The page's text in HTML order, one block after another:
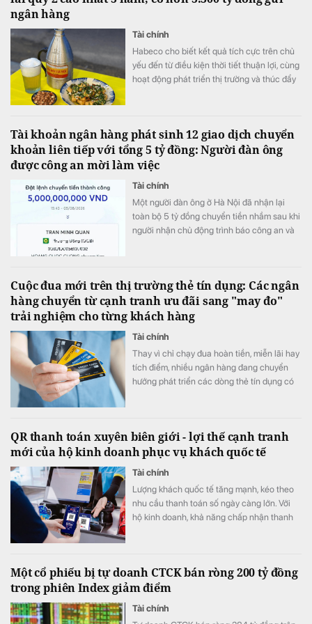
ngân hàng
Tài chính
Habeco cho biết kết quả tích cực trên chủ
yếu đến từ điều kiện thời tiết thuận lợi, cùng
hoạt động phát triển thị trường và thúc đẩy
Tài khoản ngân hàng phát sinh 12 giao dịch chuyển
khoản liên tiếp với tổng 5 tỷ đồng: Người đàn ông
được công an mời làm việc
Tài chính
Một người đàn ông ở Hà Nội đã nhận lại
toàn bộ 5 tỷ đồng chuyển tiền nhầm sau khi
người nhận chủ động trình báo công an và
Cuộc đua mới trên thị trường thẻ tín dụng: Các ngân
hàng chuyển từ cạnh tranh ưu đãi sang "may đo"
trải nghiệm cho từng khách hàng
Tài chính
Thay vì chỉ chạy đua hoàn tiền, miễn lãi hay
tích điểm, nhiều ngân hàng đang chuyển
hướng phát triển các dòng thẻ tín dụng có
nghiệm được kỳ vọng sẽ trở thành lợi thế
cạnh tranh mới của thị trường thẻ trong giai
QR thanh toán xuyên biên giới - lợi thế cạnh tranh
mới của hộ kinh doanh phục vụ khách quốc tế
Tài chính
Lượng khách quốc tế tăng mạnh, kéo theo
nhu cầu thanh toán số ngày càng lớn. Với
hộ kinh doanh, khả năng chấp nhận thanh
Một cổ phiếu bị tự doanh CTCK bán ròng 200 tỷ đồng
trong phiên Index giảm điểm
Tài chính